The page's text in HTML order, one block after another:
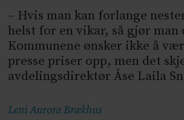
– Hvis man kan forlange
helst for en vikar, så gjør man
Kommunene ønsker ikke å
presse priser opp, men det
avdelingsdirektør Åse Laila
Leni AuroraBrækhus